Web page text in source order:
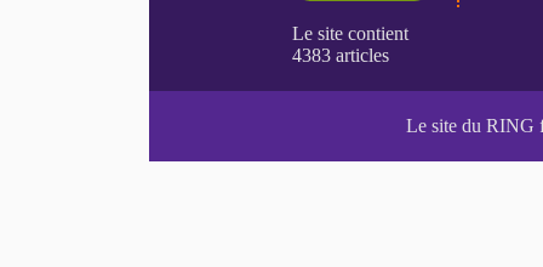
Le site du RING